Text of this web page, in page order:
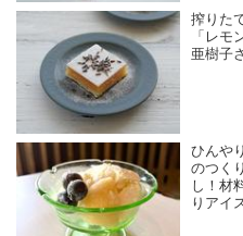
搾りた
「レモ
亜樹子
ひんや
のつく
し！材
りアイ